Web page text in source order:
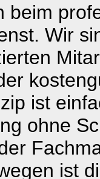
beim
Wir
ist
ohne
ist